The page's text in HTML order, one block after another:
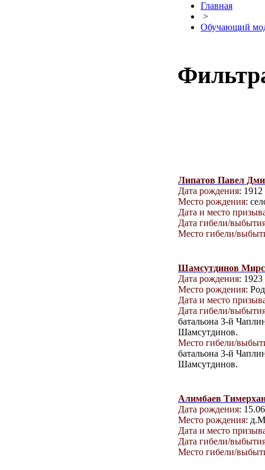
Главная
>
Обучающий
Липатов Павел
Дата рождения: 1912
Место рождения:
Дата и место
Дата гибели/
Место гибели/
Шамсутдинов
Дата рождения: 1923
Место рождения:
Дата и место
Дата гибели/
батальона 3-й
Шамсутдинов.
Место гибели/
батальона 3-й
Шамсутдинов.
Алимбаев
Дата рождения:
Место рождения:
Дата и место
Дата гибели/
Место гибели/